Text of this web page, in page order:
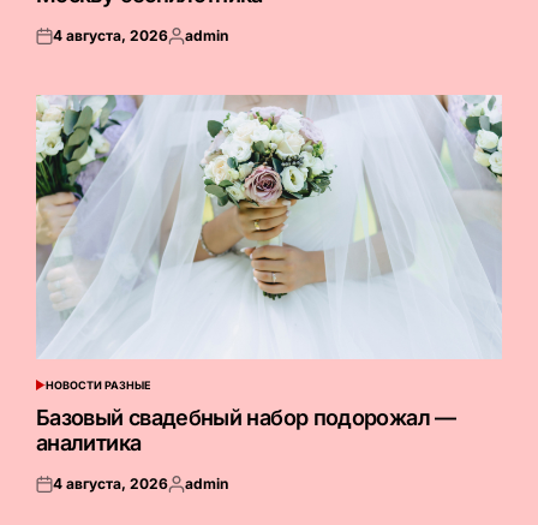
Опубликовано
4 августа, 2026Запись
admin
ОПУБЛИКОВАНО
В
НОВОСТИ РАЗНЫЕ
Базовый свадебный набор подорожал —
аналитика
Опубликовано
4 августа, 2026Запись
admin